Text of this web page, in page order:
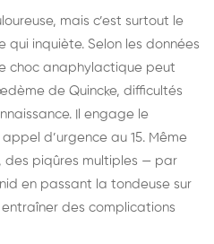
mais c’est surtout le
inquiète. Selon les données
choc anaphylactique peut
de Quincke, difficultés
Il engage le
d’urgence au 15. Même
des piqûres multiples — par
en passant la tondeuse sur
des complications